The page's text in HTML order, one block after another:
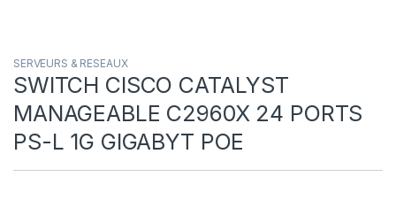
SERVEURS & RESEAUX
SWITCH CISCO CATALYST
MANAGEABLE C2960X 24 PORTS
PS-L 1G GIGABYT POE